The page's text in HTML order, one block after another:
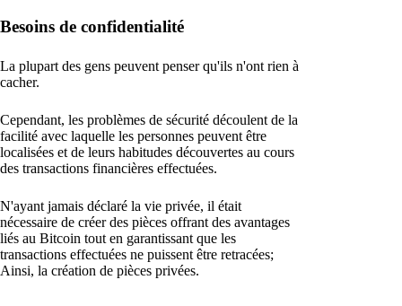
Besoins de confidentialité
La plupart des gens peuvent penser qu'ils n'ont rien à
cacher.
Cependant, les problèmes de sécurité découlent de la
facilité avec laquelle les personnes peuvent être
localisées et de leurs habitudes découvertes au cours
des transactions financières effectuées.
N'ayant jamais déclaré la vie privée, il était
nécessaire de créer des pièces offrant des avantages
liés au Bitcoin tout en garantissant que les
transactions effectuées ne puissent être retracées;
Ainsi, la création de pièces privées.